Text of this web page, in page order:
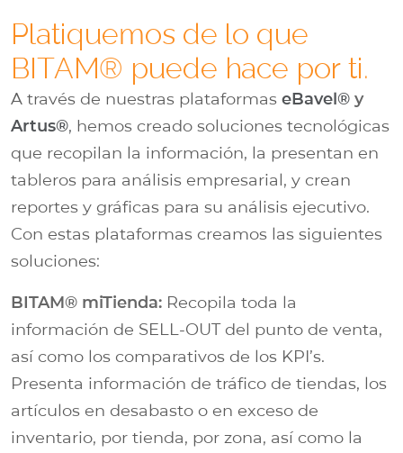
Platiquemos de lo que
BITAM® puede hace por ti.
A través de nuestras plataformas eBavel® y
Artus®, hemos creado soluciones tecnológicas
que recopilan la información, la presentan en
tableros para análisis empresarial, y crean
reportes y gráficas para su análisis ejecutivo.
Con estas plataformas creamos las siguientes
soluciones:
BITAM® miTienda: Recopila toda la
información de SELL-OUT del punto de venta,
así como los comparativos de los KPI’s.
Presenta información de tráfico de tiendas, los
artículos en desabasto o en exceso de
inventario, por tienda, por zona, así como la